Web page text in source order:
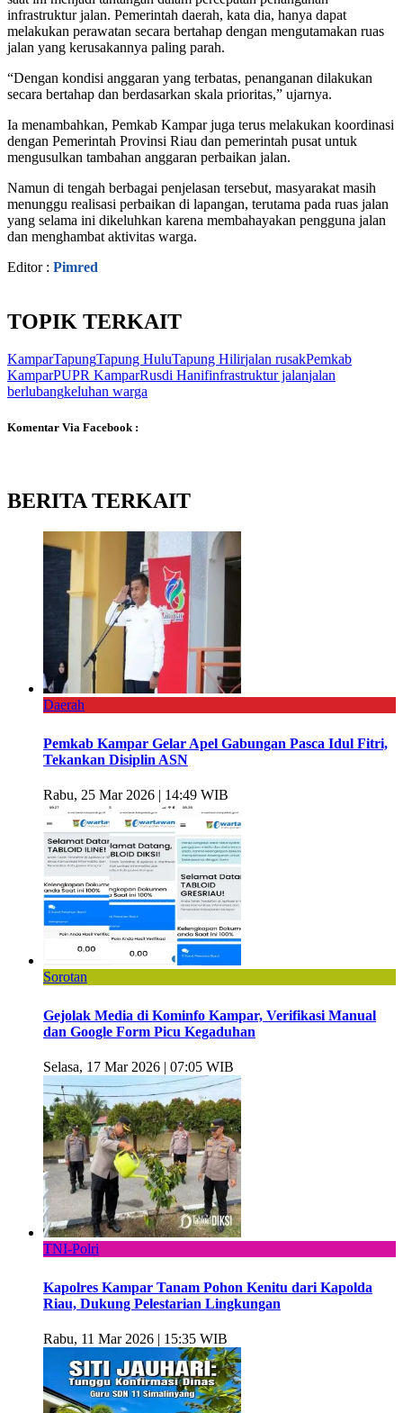
infrastruktur jalan. Pemerintah daerah, kata dia, hanya dapat
melakukan perawatan secara bertahap dengan mengutamakan ruas
jalan yang kerusakannya paling parah.
“Dengan kondisi anggaran yang terbatas, penanganan dilakukan
secara bertahap dan berdasarkan skala prioritas,” ujarnya.
Ia menambahkan, Pemkab Kampar juga terus melakukan koordinasi
dengan Pemerintah Provinsi Riau dan pemerintah pusat untuk
mengusulkan tambahan anggaran perbaikan jalan.
Namun di tengah berbagai penjelasan tersebut, masyarakat masih
menunggu realisasi perbaikan di lapangan, terutama pada ruas jalan
yang selama ini dikeluhkan karena membahayakan pengguna jalan
dan menghambat aktivitas warga.
Editor : Pimred
TOPIK TERKAIT
KamparTapungTapung HuluTapung Hilirjalan rusakPemkab
KamparPUPR KamparRusdi Hanifinfrastruktur jalanjalan
berlubangkeluhan warga
Komentar Via Facebook :
BERITA TERKAIT
Daerah
Pemkab Kampar Gelar Apel Gabungan Pasca Idul Fitri,
Tekankan Disiplin ASN
Rabu, 25 Mar 2026 | 14:49 WIB
Sorotan
Gejolak Media di Kominfo Kampar, Verifikasi Manual
dan Google Form Picu Kegaduhan
Selasa, 17 Mar 2026 | 07:05 WIB
TNI-Polri
Kapolres Kampar Tanam Pohon Kenitu dari Kapolda
Riau, Dukung Pelestarian Lingkungan
Rabu, 11 Mar 2026 | 15:35 WIB